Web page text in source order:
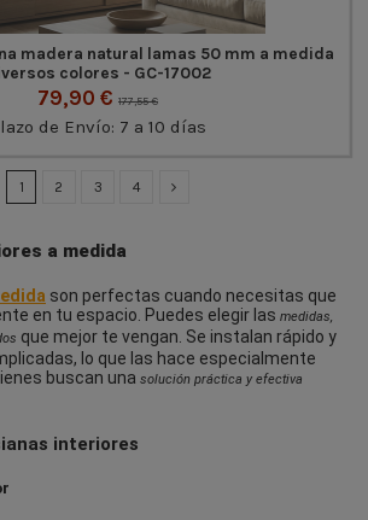
madera natural lamas 50 mm a medida
colores - GC-17002
79,90 € 177,55 €
de Envío: 7 a 10 días
1 2 3 4
a medida
son perfectas cuando necesitas que
en tu espacio. Puedes elegir las medidas,
que mejor te vengan. Se instalan rápido y
lo que las hace especialmente
buscan una solución práctica y efectiva
interiores